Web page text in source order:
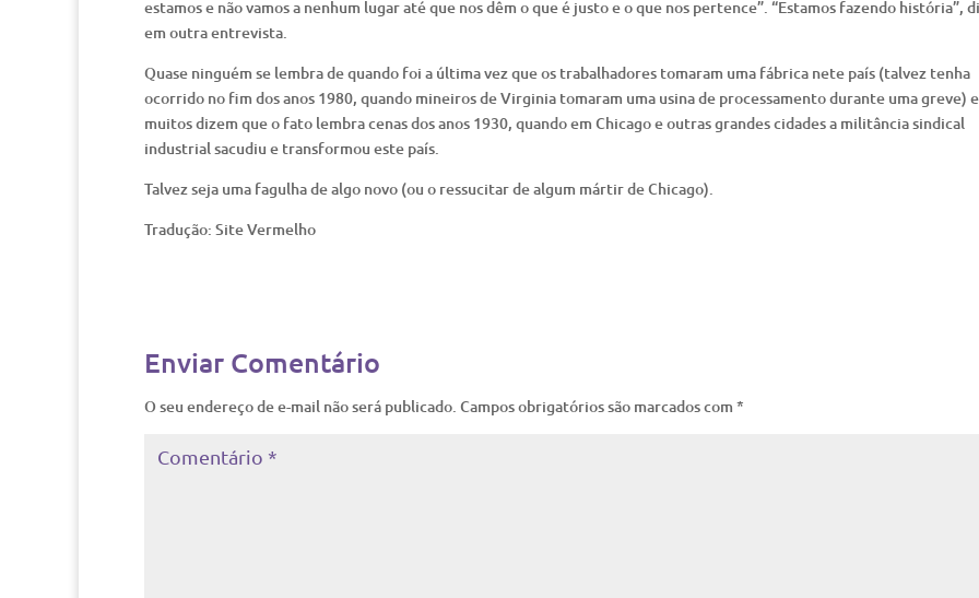
estamos e não vamos a nenhum lugar até que nos dêm o que é justo e o que nos pertence”. “Estamos fazendo história”,
em outra entrevista.
Quase ninguém se lembra de quando foi a última vez que os trabalhadores tomaram uma fábrica nete país (talvez tenha
ocorrido no fim dos anos 1980, quando mineiros de Virginia tomaram uma usina de processamento durante uma greve) e
muitos dizem que o fato lembra cenas dos anos 1930, quando em Chicago e outras grandes cidades a militância sindical
industrial sacudiu e transformou este país.
Talvez seja uma fagulha de algo novo (ou o ressucitar de algum mártir de Chicago).
Tradução: Site Vermelho
Enviar Comentário
O seu endereço de e-mail não será publicado. Campos obrigatórios são marcados com *